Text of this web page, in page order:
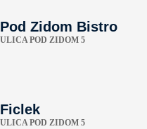
Pod Zidom Bistro
ULICA POD ZIDOM 5
Ficlek
ULICA POD ZIDOM 5